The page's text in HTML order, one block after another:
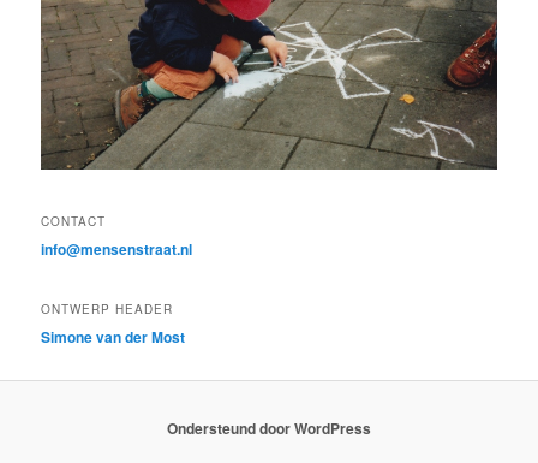
CONTACT
info@mensenstraat.nl
ONTWERP HEADER
Simone van der Most
Ondersteund door WordPress